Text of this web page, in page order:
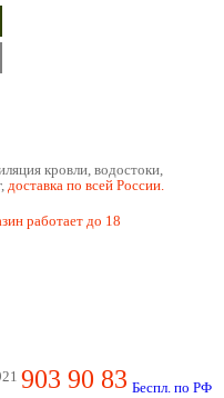
кровли, водостоки,
доставка по всей России.
работает до 18
903 90 83 Беспл. по РФ